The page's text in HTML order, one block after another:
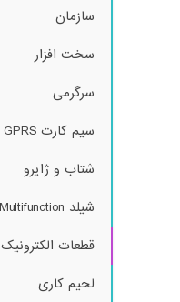
سازمان
سخت افزار
سرگرمی
سیم کارت GSM – GPRS
شتاب و ژایرو
شیلد Multifunction
قطعات الکترونیک
لحیم کاری